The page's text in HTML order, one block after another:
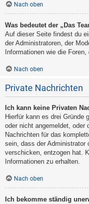
Nach oben
Was bedeutet der „Das
Auf dieser Seite findest du
der Administratoren, der
Informationen wie die
Nach oben
Private Nachrichten
Ich kann keine Privaten
Hierfür kann es drei Gründe
oder nicht angemeldet, oder
Nachrichten für das
sein, dass der Administrator
verschicken, entzogen hat.
Informationen zu erhalten.
Nach oben
Ich bekomme ständig